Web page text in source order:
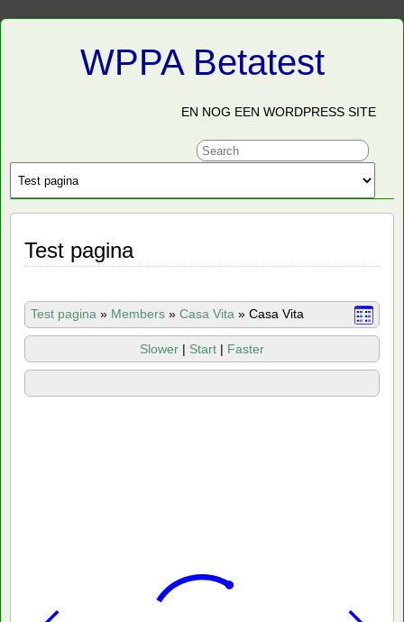
WPPA Betatest
EN NOG EEN WORDPRESS SITE
Test pagina
Test pagina » Members » Casa Vita » Casa Vita
Slower | Start | Faster